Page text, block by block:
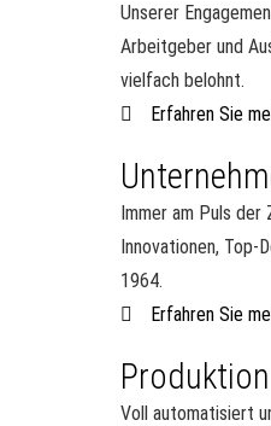
Unserer
Arbeitgeber und
vielfach belohnt.
Erfahren Sie
Immer am Puls der
Innovationen, Top-
1964.
Erfahren Sie
Produktion
Voll automatisiert